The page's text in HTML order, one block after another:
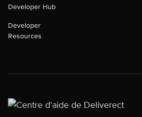
Developer Hub
Developer
Resources